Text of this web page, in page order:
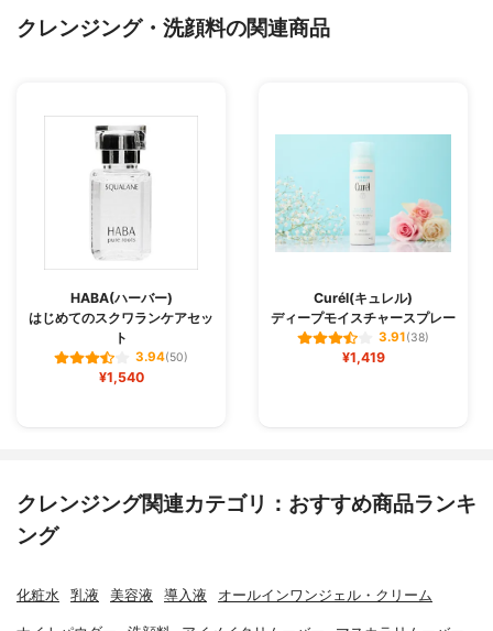
クレンジング・洗顔料の関連商品
HABA(ハーバー)
はじめてのスクワランケアセッ
ト
3.94(50)
¥1,540
Curél(キュレル)
ディープモイスチャースプレー
3.91(38)
¥1,419
クレンジング関連カテゴリ：おすすめ商品ランキ
ング
化粧水 乳液 美容液 導入液 オールインワンジェル・クリーム